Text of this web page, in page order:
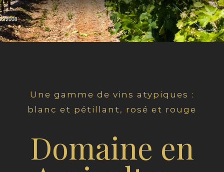
Une gamme de vins atypiques :
blanc et pétillant, rosé et rouge
Domaine en